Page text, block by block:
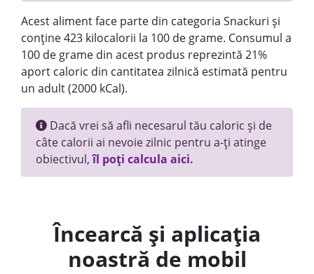
Acest aliment face parte din categoria Snackuri și
conține 423 kilocalorii la 100 de grame. Consumul a
100 de grame din acest produs reprezintă 21%
aport caloric din cantitatea zilnică estimată pentru
un adult (2000 kCal).
Dacă vrei să afli necesarul tău caloric și de
câte calorii ai nevoie zilnic pentru a-ți atinge
obiectivul,îl poți calcula aici.
Încearcă și aplicația
noastră de mobil